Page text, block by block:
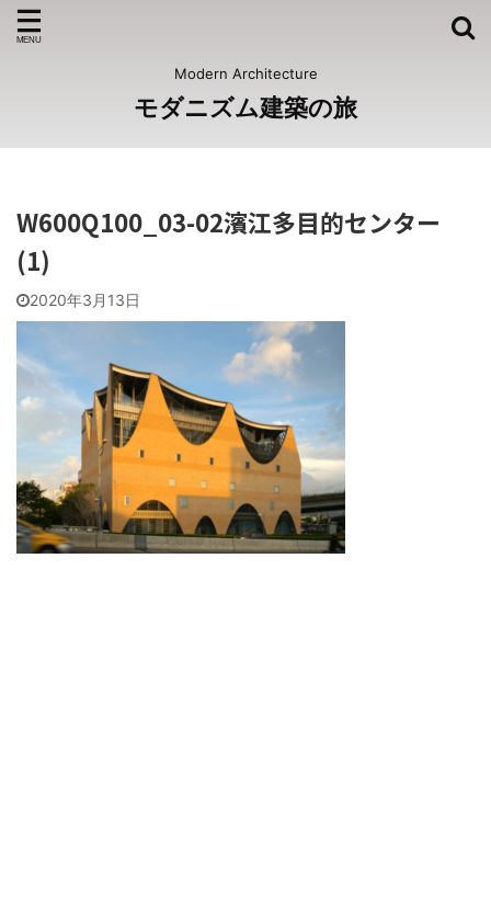
Modern Architecture
モダニズム建築の旅
W600Q100_03-02濱江多目的センター
(1)
2020年3月13日